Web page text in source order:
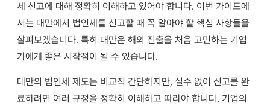
세 신고에 대해 정확히 이해하고 있어야 합니다. 이번 가이드에
서는 대만에서 법인세를 신고할 때 꼭 알아야 할 핵심 사항들을
살펴보겠습니다. 특히 대만은 해외 진출을 처음 고민하는 기업
가에게 좋은 시작점이 될 수 있습니다.
대만의 법인세 제도는 비교적 간단하지만, 실수 없이 신고를 완
료하려면 여러 규정을 정확히 이해하고 따라야 합니다. 기업의